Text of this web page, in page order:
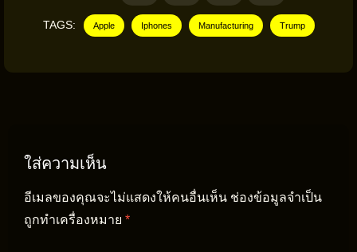
TAGS: Apple Iphones Manufacturing Trump
ใส่ความเห็น
อีเมลของคุณจะไม่แสดงให้คนอื่นเห็น ช่องข้อมูลจำเป็น
ถูกทำเครื่องหมาย *